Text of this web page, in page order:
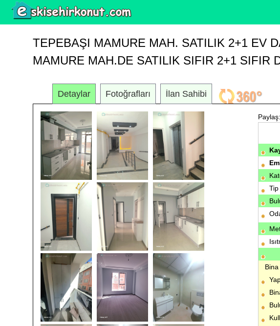
TEPEBAŞI MAMURE MAH. SATILIK 2+1 EV
MAMURE MAH.DE SATILIK SIFIR 2+1 SIFIR
Detaylar Fotoğrafları İlan Sahibi
Paylaş:
Tip